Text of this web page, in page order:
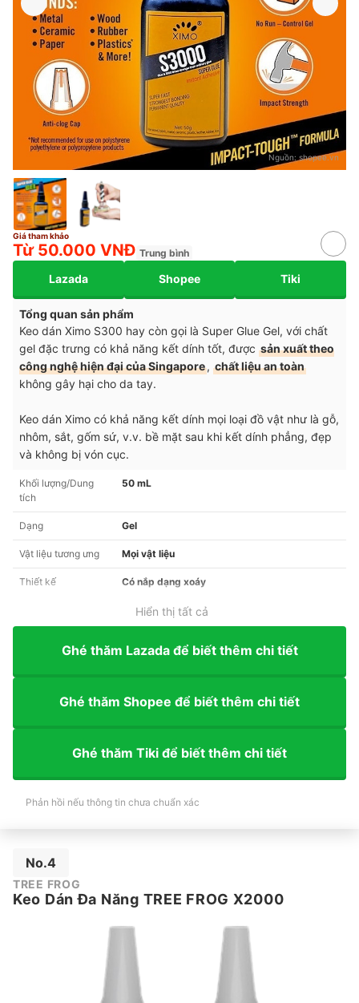
Nguồn: shopee.vn
Giá tham khảo
Từ 50.000 VNĐ Trung bình
Lazada Shopee Tiki
Tổng quan sản phẩm
Keo dán Ximo S300 hay còn gọi là Super Glue Gel, với chất
gel đặc trưng có khả năng kết dính tốt, được sản xuất theo
công nghệ hiện đại của Singapore, chất liệu an toàn
không gây hại cho da tay.
Keo dán Ximo có khả năng kết dính mọi loại đồ vật như là gỗ,
nhôm, sắt, gốm sứ, v.v. bề mặt sau khi kết dính phẳng, đẹp
và không bị vón cục.
Khối lượng/Dung
tích
50 mL
Dạng Gel
Vật liệu tương ưng Mọi vật liệu
Thiết kế Có nắp dạng xoáy
Hiển thị tất cả
Ghé thăm Lazada để biết thêm chi tiết
Ghé thăm Shopee để biết thêm chi tiết
Ghé thăm Tiki để biết thêm chi tiết
Phản hồi nếu thông tin chưa chuẩn xác
No.4
TREE FROG
Keo Dán Đa Năng TREE FROG X2000